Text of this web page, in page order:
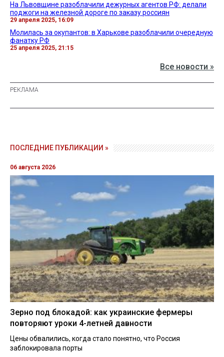
На Львовщине разоблачили дежурных агентов РФ: делали
поджоги на железной дороге по заказу россиян
29 апреля 2025, 16:09
Молилась за окупантов: в Харькове разоблачили очередную
фанатку РФ
25 апреля 2025, 21:15
Все новости »
ПОСЛЕДНИЕ ПУБЛИКАЦИИ »
06 августа 2026
Зерно под блокадой: как украинские фермеры
повторяют уроки 4-летней давности
Цены обвалились, когда стало понятно, что Россия
заблокировала порты